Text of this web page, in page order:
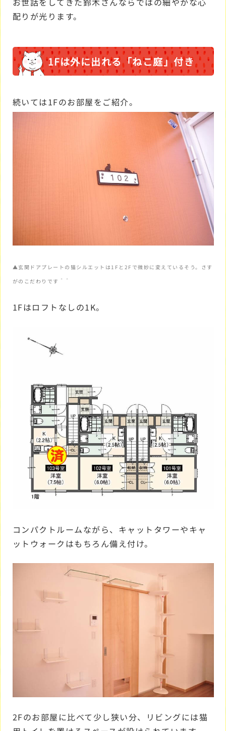
配りが光ります。
1Fは外に出れる「ねこ庭」付き
続いては1Fのお部屋をご紹介。
▲玄関ドアプレートの猫シルエットは1Fと2Fで微妙に変えているそう。さす
がのこだわりです＾＾
1Fはロフトなしの1K。
コンパクトルームながら、キャットタワーやキャ
ットウォークはもちろん備え付け。
2Fのお部屋に比べて少し狭い分、リビングには猫